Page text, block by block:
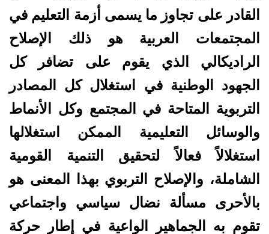
القادر على تجاوز ما يسمى أزمة التعليم في
المجتمعات العربية هو ذلك الإصلاح
الراديكالي الذي يقوم على تضافر كل
الجهود الوطنية في استغلال كل المصادر
التربوية المتاحة في المجتمع وكل الأنماط
والوسائل التعليمية الممكن استغلالها
استغلالاً فعالاً لتحقيق التنمية القومية
الشاملة، والإصلاح التربوي بهذا المعنى هو
بالأحرى مسألة نضال سياسي واجتماعي
تقوم به الجماهير الواعية في إطار حركة